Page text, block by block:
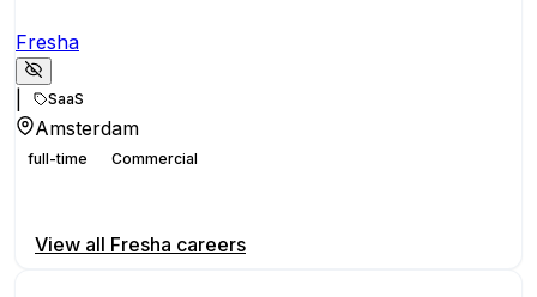
Fresha
SaaS
Amsterdam
full-time Commercial
View all Fresha careers